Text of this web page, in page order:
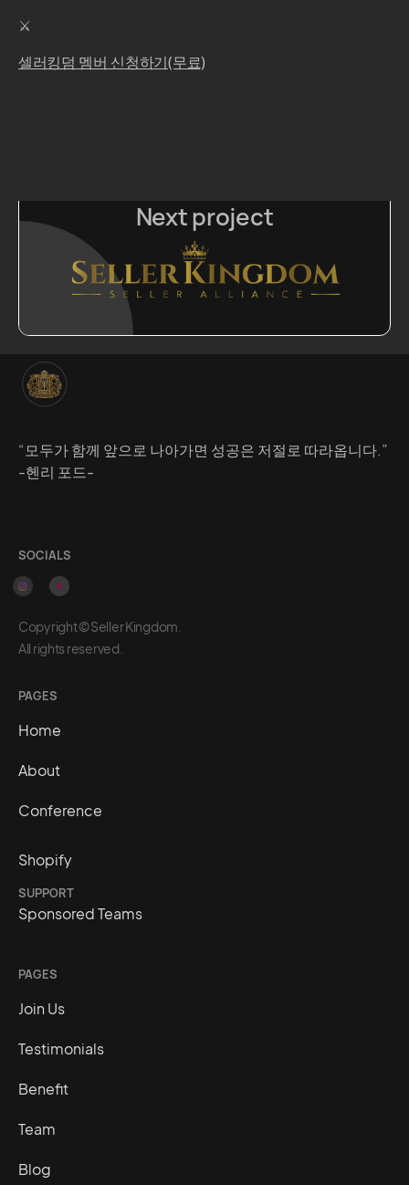
⚔️‍
셀러킹덤 멤버 신청하기(무료)
Next project
“모두가 함께 앞으로 나아가면 성공은 저절로 따라옵니다.”
-헨리 포드-
SOCIALS
Copyright ©Seller Kingdom.
All rights reserved.
PAGES
Home
About
Conference
Shopify
SUPPORT
Sponsored Teams
PAGES
Join Us
Testimonials
Benefit
Team
Blog